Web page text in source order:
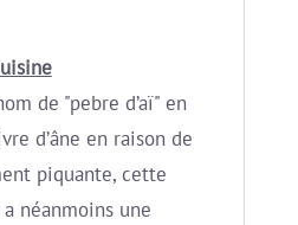
de "pebre d’aï" en
d’âne en raison de
piquante, cette
néanmoins une